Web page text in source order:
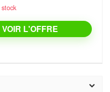
VOIR L'OFFRE